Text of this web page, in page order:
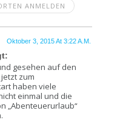
ANMELDEN
Oktober 3, 2015 At 3:22 A.m.
gesehen auf den
zum
haben viele
einmal und die
„Abenteuerurlaub“